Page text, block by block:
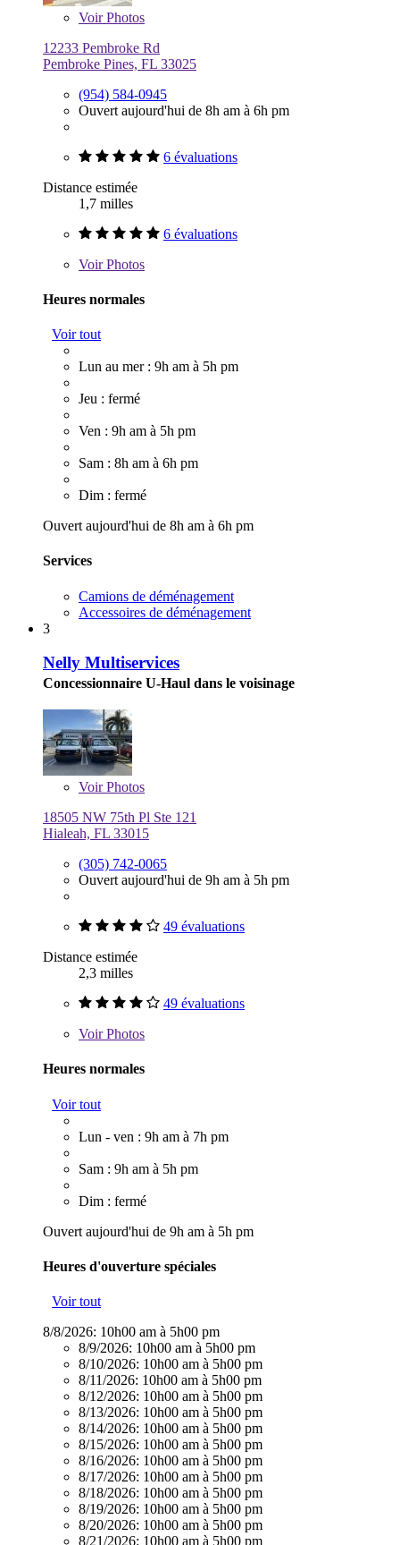
VoirPhotos
12233 Pembroke Rd
Pembroke Pines, FL 33025
(954) 584-0945
Ouvert aujourd'hui de 8h am à 6h pm
6 évaluations
Distance estimée
1,7 milles
6 évaluations
VoirPhotos
Heures normales
Voir tout
Lun au mer : 9h am à 5h pm
Jeu : fermé
Ven : 9h am à 5h pm
Sam : 8h am à 6h pm
Dim : fermé
Ouvert aujourd'hui de 8h am à 6h pm
Services
Camions de déménagement
Accessoires de déménagement
3
Nelly Multiservices
Concessionnaire U-Haul dans le voisinage
VoirPhotos
18505 NW 75th Pl Ste 121
Hialeah, FL 33015
(305) 742-0065
Ouvert aujourd'hui de 9h am à 5h pm
49 évaluations
Distance estimée
2,3 milles
49 évaluations
VoirPhotos
Heures normales
Voir tout
Lun - ven : 9h am à 7h pm
Sam : 9h am à 5h pm
Dim : fermé
Ouvert aujourd'hui de 9h am à 5h pm
Heures d'ouverture spéciales
Voir tout
8/8/2026: 10h00 am à 5h00 pm
8/9/2026: 10h00 am à 5h00 pm
8/10/2026: 10h00 am à 5h00 pm
8/11/2026: 10h00 am à 5h00 pm
8/12/2026: 10h00 am à 5h00 pm
8/13/2026: 10h00 am à 5h00 pm
8/14/2026: 10h00 am à 5h00 pm
8/15/2026: 10h00 am à 5h00 pm
8/16/2026: 10h00 am à 5h00 pm
8/17/2026: 10h00 am à 5h00 pm
8/18/2026: 10h00 am à 5h00 pm
8/19/2026: 10h00 am à 5h00 pm
8/20/2026: 10h00 am à 5h00 pm
8/21/2026: 10h00 am à 5h00 pm